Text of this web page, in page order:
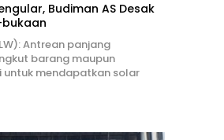
Budiman AS Desak
Antrean panjang
barang maupun
untuk mendapatkan solar